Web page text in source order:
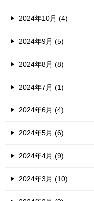
2024年10月 (4)
2024年9月 (5)
2024年8月 (8)
2024年7月 (1)
2024年6月 (4)
2024年5月 (6)
2024年4月 (9)
2024年3月 (10)